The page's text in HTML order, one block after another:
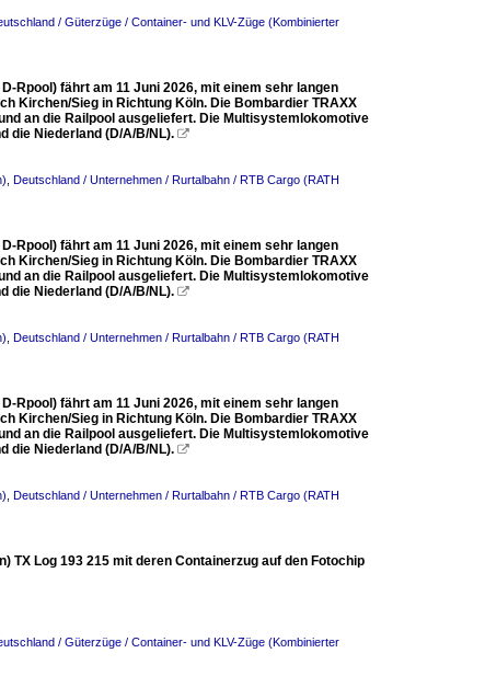
/ Güterzüge / Container- und KLV-Züge (Kombinierter
Rpool) fährt am 11 Juni 2026, mit einem sehr langen
Kirchen/Sieg in Richtung Köln. Die Bombardier TRAXX
an die Railpool ausgeliefert. Die Multisystemlokomotive
die Niederland (D/A/B/NL). 
Deutschland / Unternehmen / Rurtalbahn / RTB Cargo (RATH
Rpool) fährt am 11 Juni 2026, mit einem sehr langen
Kirchen/Sieg in Richtung Köln. Die Bombardier TRAXX
an die Railpool ausgeliefert. Die Multisystemlokomotive
die Niederland (D/A/B/NL). 
Deutschland / Unternehmen / Rurtalbahn / RTB Cargo (RATH
Rpool) fährt am 11 Juni 2026, mit einem sehr langen
Kirchen/Sieg in Richtung Köln. Die Bombardier TRAXX
an die Railpool ausgeliefert. Die Multisystemlokomotive
die Niederland (D/A/B/NL). 
Deutschland / Unternehmen / Rurtalbahn / RTB Cargo (RATH
TX Log 193 215 mit deren Containerzug auf den Fotochip
/ Güterzüge / Container- und KLV-Züge (Kombinierter